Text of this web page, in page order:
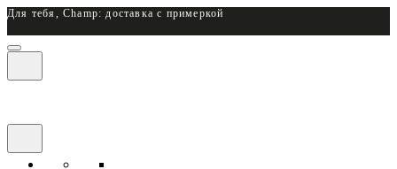
Для тебя, Champ: доставка с примеркой